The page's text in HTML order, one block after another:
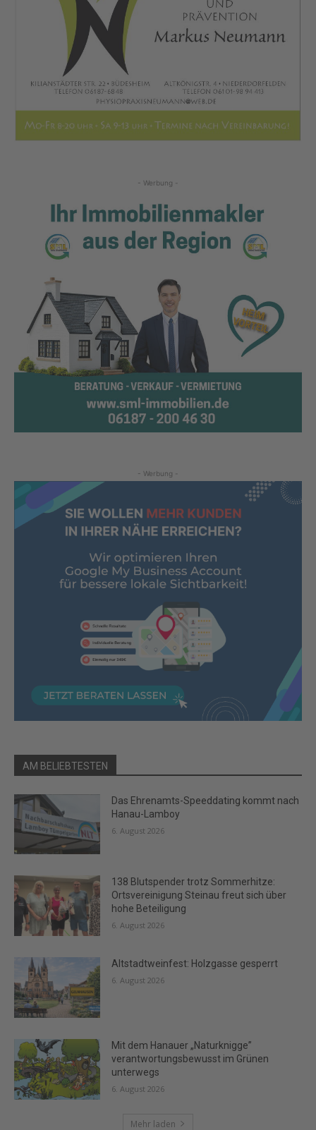
- Werbung -
- Werbung -
AM BELIEBTESTEN
Das Ehrenamts-Speeddating kommt nach
Hanau-Lamboy
6. August 2026
138 Blutspender trotz Sommerhitze:
Ortsvereinigung Steinau freut sich über
hohe Beteiligung
6. August 2026
Altstadtweinfest: Holzgasse gesperrt
6. August 2026
Mit dem Hanauer „Naturknigge”
verantwortungsbewusst im Grünen
unterwegs
6. August 2026
Mehr laden